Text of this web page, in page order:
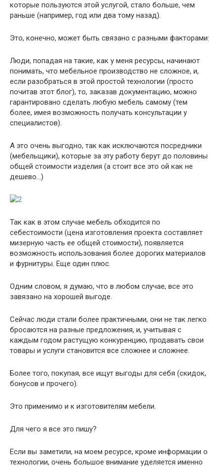
которые пользуются этой услугой, стало больше, чем
раньше (например, год или два тому назад).
Это, конечно, может быть связано с разными факторами:
Люди, попадая на такие, как у меня ресурсы, начинают
понимать, что мебельное производство не сложное, и,
если разобраться в этой простой технологии (просто
почитав этот блог), то, заказав документацию, можно
гарантировано сделать любую мебель самому (тем
более, имея возможность получать консультации у
специалистов).
А это очень выгодно, так как исключаются посредники
(мебельщики), которые за эту работу берут до половины
общей стоимости изделия (а стоит все это ой как не
дешево…)
Так как в этом случае мебель обходится по
себестоимости (цена изготовления проекта составляет
мизерную часть ее общей стоимости), появляется
возможность использования более дорогих материалов
и фурнитуры. Еще один плюс.
Одним словом, я думаю, что в любом случае, все это
завязано на хорошей выгоде.
Сейчас люди стали более практичными, они не так легко
бросаются на разные предложения, и, учитывая с
каждым годом растущую конкуренцию, продавать свои
товары и услуги становится все сложнее и сложнее.
Более того, покупая, все ищут выгоды для себя (скидок,
бонусов и прочего).
Это применимо и к изготовителям мебели.
Для чего я все это пишу?
Если вы заметили, на моем ресурсе, кроме информации о
технологии, очень большое внимание уделяется именно